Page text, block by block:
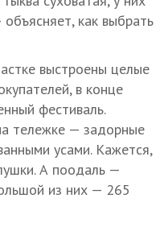
как выбрать
выстроены целые
в конце
фестиваль.
тележке — задорные
усами. Кажется,
А поодаль —
из них — 265